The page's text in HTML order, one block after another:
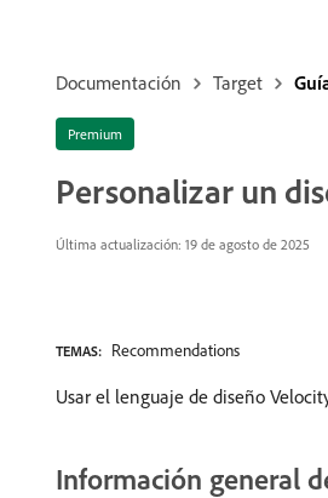
Documentación Target
Premium
Personalizar un
Última actualización: 19 de agosto de 2025
TEMAS: Recommendations
Usar el lenguaje de diseño
Información general